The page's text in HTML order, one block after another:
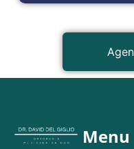
Menu